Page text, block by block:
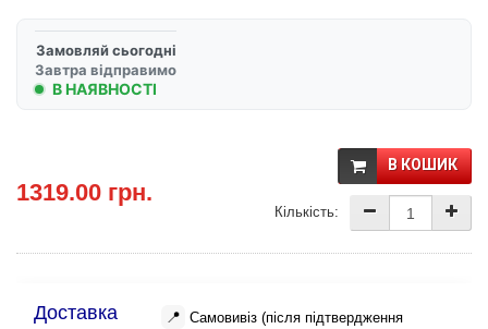
Замовляй сьогодні
Завтра відправимо
В НАЯВНОСТІ
1319.00 грн.
В КОШИК
Кількість:
Доставка 📍 Самовивіз (після підтвердження